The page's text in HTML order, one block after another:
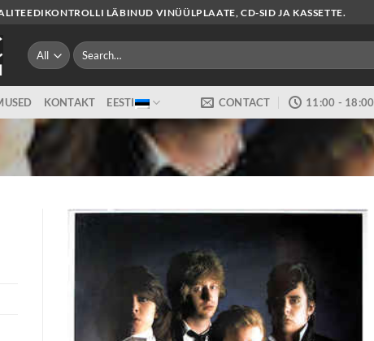
LÄBINUD VINÜÜLPLAATE, CD-SID JA KASSETTE.
Search
for:
KONTAKT EESTI CONTACT 11:00 - 18:00